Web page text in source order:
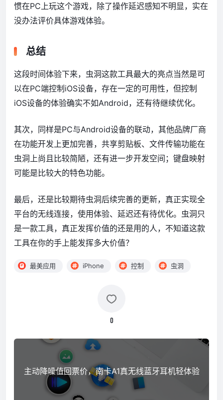
惯在PC上玩这个游戏，除了操作延迟感知不明显，实在
没办法评价具体游戏体验。
总结
这段时间体验下来，虫洞这款工具最大的亮点当然是可
以在PC端控制iOS设备，存在一定的可用性，但控制
iOS设备的体验确实不如Android，还有待继续优化。
其次，同样是PC与Android设备的联动，其他品牌厂商
在功能开发上更加完善，共享剪贴板、文件传输功能在
虫洞上尚且比较简陋，还有进一步开发空间；键盘映射
可能是比较大的特色功能。
最后，还是比较期待虫洞后续完善的更新，真正实现全
平台的无线连接，使用体验、延迟还有待优化。虫洞只
是一款工具，真正发挥价值的还是用的人，不知道这款
工具在你的手上能发挥多大价值？
最美应用 iPhone 控制 虫洞
0
主动降噪值回票价，南卡A1真无线蓝牙耳机轻体验